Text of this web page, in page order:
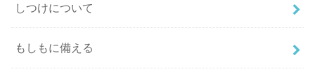
しつけについて
もしもに備える